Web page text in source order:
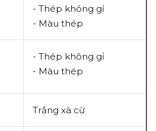
- Thép không gỉ
- Màu thép
- Thép không gỉ
- Màu thép
Trắng xà cừ